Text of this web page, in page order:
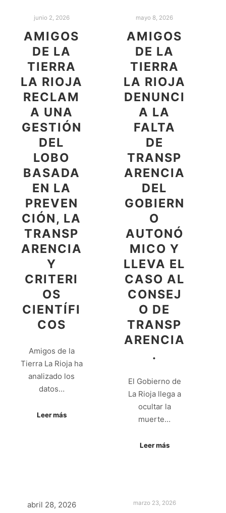
junio 2, 2026
AMIGOS
DE LA
TIERRA
LA RIOJA
RECLAM
A UNA
GESTIÓN
DEL
LOBO
BASADA
EN LA
PREVEN
CIÓN, LA
TRANSP
ARENCIA
Y
CRITERI
OS
CIENTÍFI
COS
Amigos de la
Tierra La Rioja ha
analizado los
datos…
Leer más
mayo 8, 2026
AMIGOS
DE LA
TIERRA
LA RIOJA
DENUNCI
A LA
FALTA
DE
TRANSP
ARENCIA
DEL
GOBIERN
O
AUTONÓ
MICO Y
LLEVA EL
CASO AL
CONSEJ
O DE
TRANSP
ARENCIA
.
El Gobierno de
La Rioja llega a
ocultar la
muerte…
Leer más
abril 28, 2026 marzo 23, 2026